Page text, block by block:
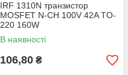
IRF 1310N транзистор
MOSFET N-CH 100V 42A TO-
220 160W
В наявності
106,80 ₴